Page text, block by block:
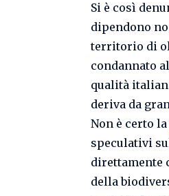
Si è così
dipendono
territorio di
condannato
qualità
deriva da
Non è certo
speculativi
direttamente
della